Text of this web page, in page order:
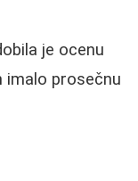
je ocenu
imalo prosečnu